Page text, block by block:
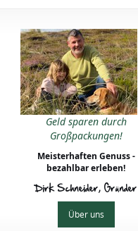
Geld sparen durch
Großpackungen!
Meisterhaften Genuss -
bezahlbar erleben!
Dirk Schneider, Gründer
Über uns